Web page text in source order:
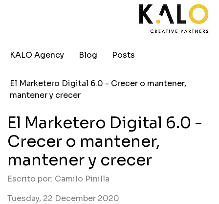
KALO Agency Blog Posts
El Marketero Digital 6.0 - Crecer o mantener,
mantener y crecer
El Marketero Digital 6.0 -
Crecer o mantener,
mantener y crecer
Escrito por: Camilo Pinilla
Tuesday, 22 December 2020